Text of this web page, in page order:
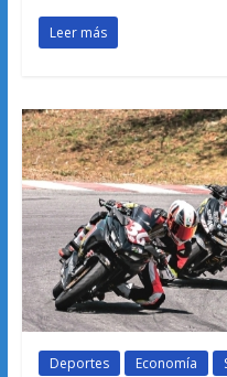
Leer más
Deportes Economía